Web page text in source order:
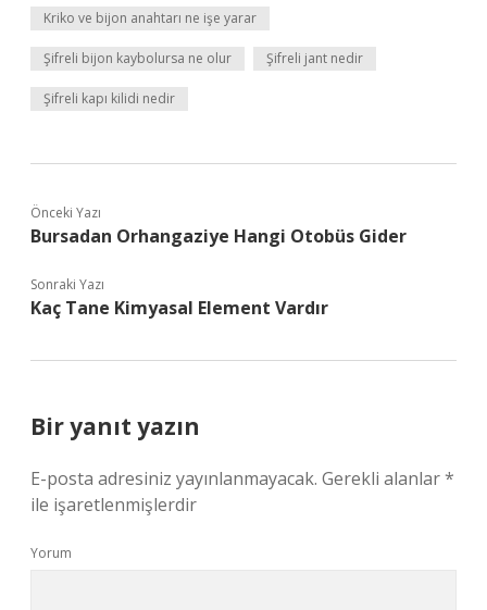
Kriko ve bijon anahtarı ne işe yarar
Şifreli bijon kaybolursa ne olur Şifreli jant nedir
Şifreli kapı kilidi nedir
Önceki Yazı
Bursadan Orhangaziye Hangi Otobüs Gider
Sonraki Yazı
Kaç Tane Kimyasal Element Vardır
Bir yanıt yazın
E-posta adresiniz yayınlanmayacak. Gerekli alanlar*
ile işaretlenmişlerdir
Yorum